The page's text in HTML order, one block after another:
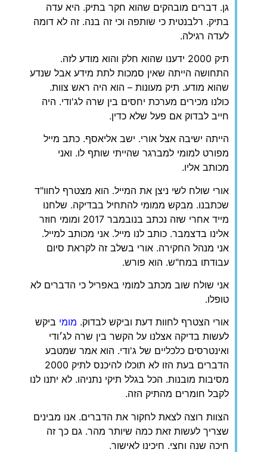
גן. דברים מובהקים שהוא חקר בתיק. היא עדה
בתיק. רלבנטית כי שותפה וכי זה בנה. זה לא דומה
לעדה רגילה.
‏תיק 2000 ידענו שהוא חלק והוא מודע לזה.
התחושה הייתה שאין סמכות לתת מידע אבל שנדע
שהוא מודע. תיק מעונות – הוא היה ראש צוות.
כולנו מכירים מערכת יחסים בין שרה לג'ודי. היה
חייב לבדוק אם פעל שלא כדין.
‏הייתה ישיבה אצל אורי. ישב אליאסף. כתב מייל
מפורט למומי למברגר שהייתי שותף לו. ואני
מכותב אליו.
‏אורי שולח לשי ניצן את המייל. הוא מצטרף לחוו"ד
שכתבנו. מבקש ממומי להתחיל בבדיקה. שלחנו
מייד אחרי שזה נכתב בנובמבר 2017 ומומי חוזר
אלינו בדצמבר. כותב לנו מייל. אני מכותב למייל.
אני מנהל החקירה. אורי בשלב זה לקראת סיום
עבודתו במח"ש. הוא פורש.
‏אני שולח שוב מכתב למומי באפריל כי הדברים לא
טופלו.
‏אורי הצטרף לחוות דעת וביקש לבדוק. מומי ביקש
לעשות בדיקה אצלנו על הקשר בין שרה לג׳ודי
ואינטרסים כלכליים של ג'ודי. הוא אמר שמטבע
הדברים בעת הזו לא תוכלו להיכנס לתיק 2000
מסיבות מובנות. הכל בגלל תיקי נתניהו. לא יתנו לנו
לקבל חומרים מהתיק הזה.
‏הצוות רוצה לצאת לחקור את הדברים. אנו מבינים
שצריך לעשות זאת כמה שיותר מהר. גם כך זה
חיכה שנה וחצי. חיכינו לאישור.